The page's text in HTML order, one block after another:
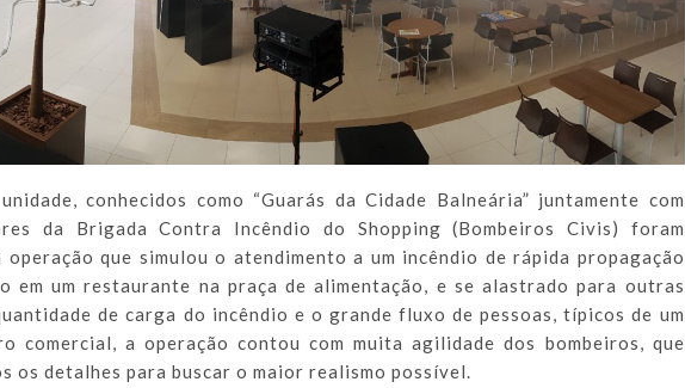
conhecidos como “Guarás da Cidade Balneária” juntamente com
da Brigada Contra Incêndio do Shopping (Bombeiros Civis) foram
operação que simulou o atendimento a um incêndio de rápida propagação
em um restaurante na praça de alimentação, e se alastrado para outras
de carga do incêndio e o grande fluxo de pessoas, típicos de um
comercial, a operação contou com muita agilidade dos bombeiros, que
os detalhes para buscar o maior realismo possível.